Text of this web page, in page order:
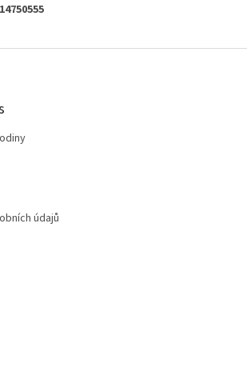
údajů